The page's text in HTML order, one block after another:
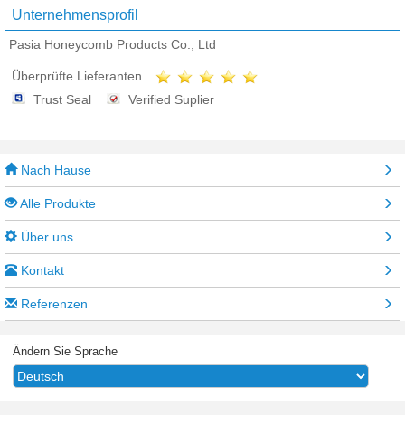
Unternehmensprofil
Pasia Honeycomb Products Co., Ltd
Überprüfte Lieferanten
Trust Seal
Verified Suplier
Nach Hause
Alle Produkte
Über uns
Kontakt
Referenzen
Ändern Sie Sprache